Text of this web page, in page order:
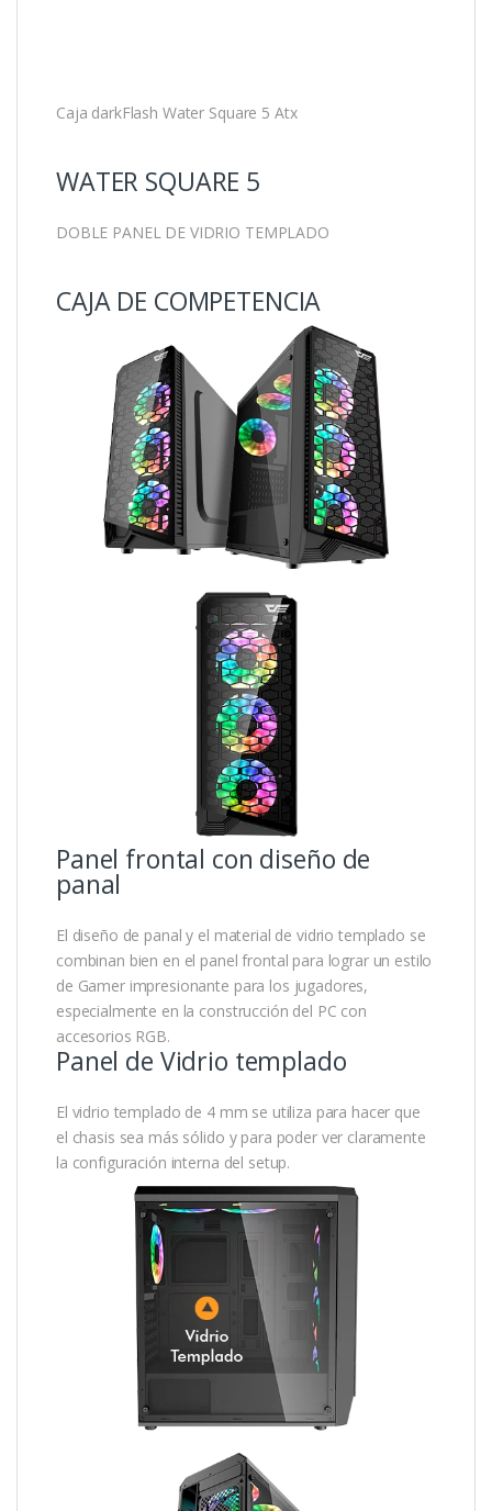
Caja darkFlash Water Square 5 Atx
WATER SQUARE 5
DOBLE PANEL DE VIDRIO TEMPLADO
CAJA DE COMPETENCIA
Panel frontal con diseño de
panal
El diseño de panal y el material de vidrio templado se
combinan bien en el panel frontal para lograr un estilo
de Gamer impresionante para los jugadores,
especialmente en la construcción del PC con
accesorios RGB.
Panel de Vidrio templado
El vidrio templado de 4 mm se utiliza para hacer que
el chasis sea más sólido y para poder ver claramente
la configuración interna del setup.